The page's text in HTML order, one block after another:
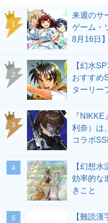
1
来週のサ
ゲーム・
8月16日】
2
【幻水
おすすめ
ターリー
3
『
利奈）は
コラボ
4
【幻想
効率的な
きこと
5
【難読